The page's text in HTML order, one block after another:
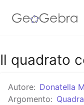
Google
GeoGebra
Il quadrato
Autore: Donatella
Argomento: